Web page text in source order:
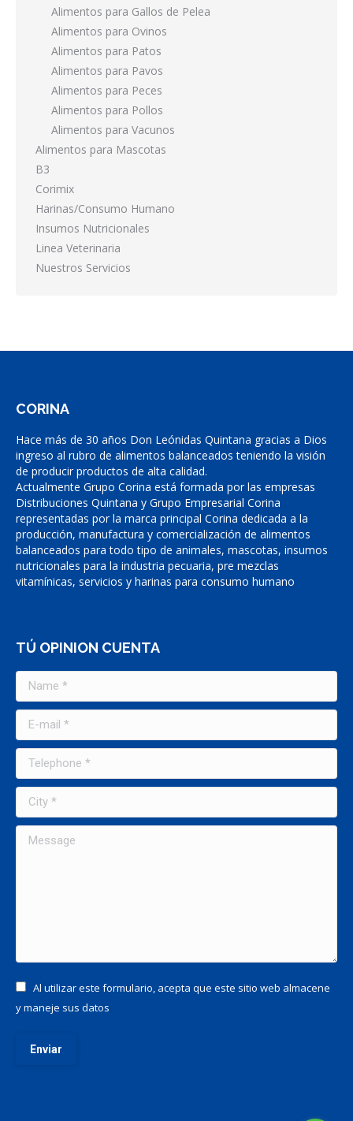
Alimentos para Gallos de Pelea
Alimentos para Ovinos
Alimentos para Patos
Alimentos para Pavos
Alimentos para Peces
Alimentos para Pollos
Alimentos para Vacunos
Alimentos para Mascotas
B3
Corimix
Harinas/Consumo Humano
Insumos Nutricionales
Linea Veterinaria
Nuestros Servicios
CORINA
Hace más de 30 años Don Leónidas Quintana gracias a Dios
ingreso al rubro de alimentos balanceados teniendo la visión
de producir productos de alta calidad.
Actualmente Grupo Corina está formada por las empresas
Distribuciones Quintana y Grupo Empresarial Corina
representadas por la marca principal Corina dedicada a la
producción, manufactura y comercialización de alimentos
balanceados para todo tipo de animales, mascotas, insumos
nutricionales para la industria pecuaria, pre mezclas
vitamínicas, servicios y harinas para consumo humano
TÚ OPINION CUENTA
Name *
E-mail *
Telephone *
City *
Message
Al utilizar este formulario, acepta que este sitio web almacene
y maneje sus datos
Enviar